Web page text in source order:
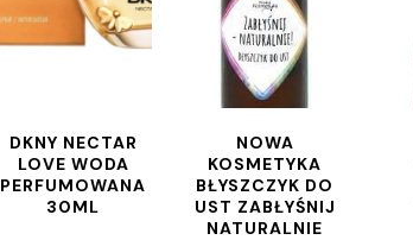
DKNY NECTAR
LOVE WODA
PERFUMOWANA
30ML
NOWA
KOSMETYKA
BŁYSZCZYK DO
UST ZABŁYŚNIJ
NATURALNIE